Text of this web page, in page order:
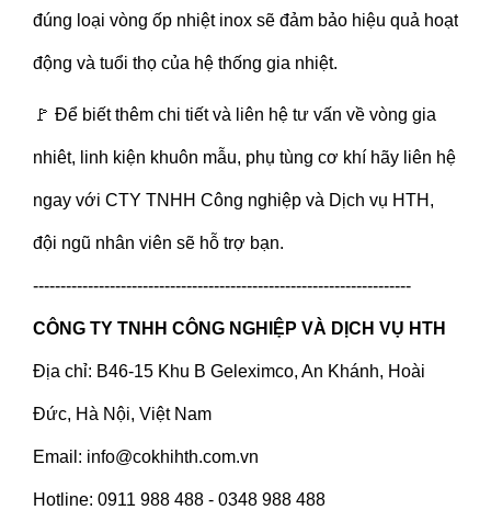
đúng loại vòng ốp nhiệt inox sẽ đảm bảo hiệu quả hoạt
động và tuổi thọ của hệ thống gia nhiệt.
🚩 Để biết thêm chi tiết và liên hệ tư vấn về vòng gia
nhiêt, linh kiện khuôn mẫu, phụ tùng cơ khí hãy liên hệ
ngay với CTY TNHH Công nghiệp và Dịch vụ HTH,
đội ngũ nhân viên sẽ hỗ trợ bạn.
---------------------------------------------------------------------
CÔNG TY TNHH CÔNG NGHIỆP VÀ DỊCH VỤ HTH
Địa chỉ: B46-15 Khu B Geleximco, An Khánh, Hoài
Đức, Hà Nội, Việt Nam
Email: info@cokhihth.com.vn
Hotline: 0911 988 488 - 0348 988 488